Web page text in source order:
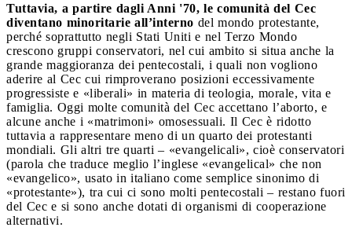
Tuttavia, a partire dagli Anni '70, le comunità del Cec
diventano minoritarie all’interno del mondo protestante,
perché soprattutto negli Stati Uniti e nel Terzo Mondo
crescono gruppi conservatori, nel cui ambito si situa anche la
grande maggioranza dei pentecostali, i quali non vogliono
aderire al Cec cui rimproverano posizioni eccessivamente
progressiste e «liberali» in materia di teologia, morale, vita e
famiglia. Oggi molte comunità del Cec accettano l’aborto, e
alcune anche i «matrimoni» omosessuali. Il Cec è ridotto
tuttavia a rappresentare meno di un quarto dei protestanti
mondiali. Gli altri tre quarti – «evangelicali», cioè conservatori
(parola che traduce meglio l’inglese «evangelical» che non
«evangelico», usato in italiano come semplice sinonimo di
«protestante»), tra cui ci sono molti pentecostali – restano fuori
del Cec e si sono anche dotati di organismi di cooperazione
alternativi.